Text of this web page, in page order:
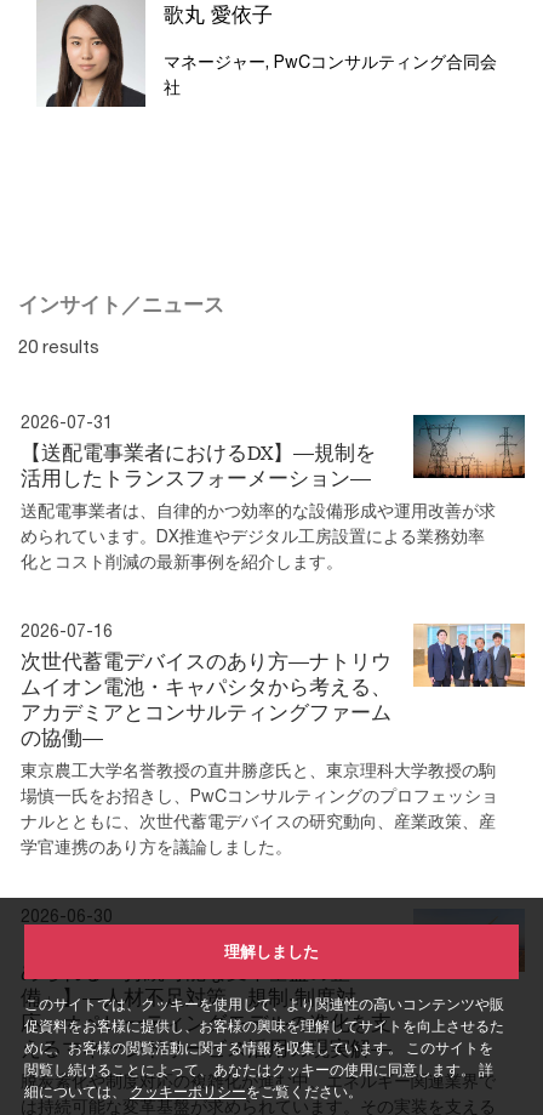
このサイトでは、クッキーを使用して、より関連性の高いコンテンツや販
促資料をお客様に提供し、お客様の興味を理解してサイトを向上させるた
めに、お客様の閲覧活動に関する情報を収集しています。 このサイトを
閲覧し続けることによって、あなたはクッキーの使用に同意します。 詳
細については、クッキーポリシーをご覧ください。
理解しました
歌丸 愛依子
マネージャー, PwCコンサルティング合同会
社
インサイト／ニュース
20 results
2026-07-31
【送配電事業者におけるDX】―規制を
活⽤したトランスフォーメーション―
送配電事業者は、⾃律的かつ効率的な設備形成や運⽤改善が求
められています。DX推進やデジタル工房設置による業務効率
化とコスト削減の最新事例を紹介します。
2026-07-16
次世代蓄電デバイスのあり方―ナトリウ
ムイオン電池・キャパシタから考える、
アカデミアとコンサルティングファーム
の協働―
東京農工大学名誉教授の直井勝彦氏と、東京理科大学教授の駒
場慎一氏をお招きし、PwCコンサルティングのプロフェッショ
ナルとともに、次世代蓄電デバイスの研究動向、産業政策、産
学官連携のあり方を議論しました。
2026-06-30
【脱炭素時代のエネルギー関連業界に求
められる「持続可能な変⾰基盤の整
備」】―⼈材不⾜対策、規制‧制度対
応、オペレーティングモデルの進化を⽀
えるマネージドサービス活⽤の現実解―
脱炭素化や制度対応の複雑化が進む中、エネルギー関連業界で
は持続可能な変革基盤が求められています。その実装を支える